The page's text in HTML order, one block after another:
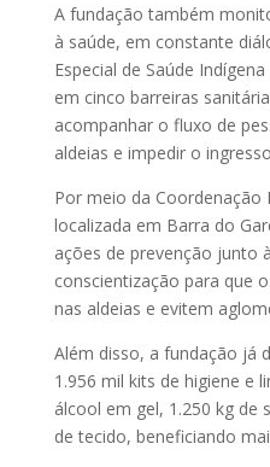
A fundação também
à saúde, em constante
Especial de Saúde
em cinco barreiras
acompanhar o fluxo de
aldeias e impedir o
Por meio da Coordenação
localizada em Barra do
ações de prevenção junto
conscientização para que
nas aldeias e evitem
Além disso, a fundação já
1.956 mil kits de higiene e
álcool em gel, 1.250 kg de
de tecido, beneficiando